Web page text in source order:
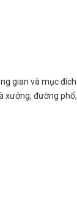
gian và mục đích
xưởng, đường phố,